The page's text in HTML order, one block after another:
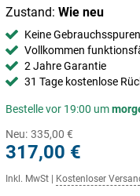
Zustand: Wie neu
Keine Gebrauchsspuren
Vollkommen
2 Jahre Garantie
31 Tage kostenlose
Bestelle vor 19:00 um
Neu: 335,00 €
317,00 €
Inkl. MwSt| Kostenloser